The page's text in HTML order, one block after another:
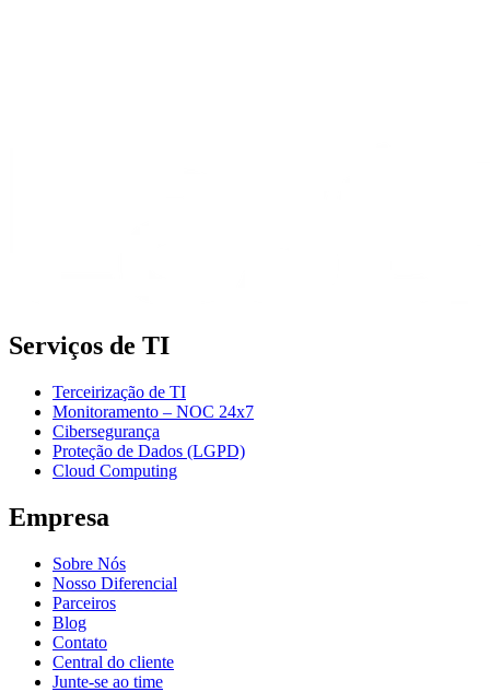
Serviços de TI
Terceirização de TI
Monitoramento – NOC 24x7
Cibersegurança
Proteção de Dados (LGPD)
Cloud Computing
Empresa
Sobre Nós
Nosso Diferencial
Parceiros
Blog
Contato
Central do cliente
Junte-se ao time